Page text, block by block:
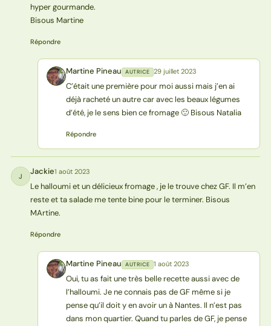
hyper gourmande.
Bisous Martine
Répondre
MP Martine Pineau AUTRICE 29 juillet 2023
C’était une première pour moi aussi mais j’en ai
déjà racheté un autre car avec les beaux légumes
d’été, je le sens bien ce fromage 🙂 Bisous Natalia
Répondre
J Jackie1 août 2023
Le halloumi et un délicieux fromage , je le trouve chez GF. Il m’en
reste et ta salade me tente bine pour le terminer. Bisous
MArtine.
Répondre
MP Martine Pineau AUTRICE 1 août 2023
Oui, tu as fait une très belle recette aussi avec de
l’halloumi. Je ne connais pas de GF même si je
pense qu’il doit y en avoir un à Nantes. Il n’est pas
dans mon quartier. Quand tu parles de GF, je pense